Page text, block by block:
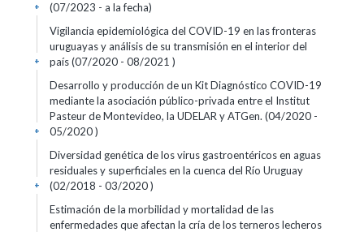
(07/2023 - a la fecha)
+
Vigilancia epidemiológica del COVID-19 en las fronteras
uruguayas y análisis de su transmisión en el interior del
país (07/2020 - 08/2021 )
+
Desarrollo y producción de un Kit Diagnóstico COVID-19
mediante la asociación público-privada entre el Institut
Pasteur de Montevideo, la UDELAR y ATGen. (04/2020 -
05/2020 )
+
Diversidad genética de los virus gastroentéricos en aguas
residuales y superficiales en la cuenca del Río Uruguay
(02/2018 - 03/2020 )
+
Estimación de la morbilidad y mortalidad de las
enfermedades que afectan la cría de los terneros lecheros